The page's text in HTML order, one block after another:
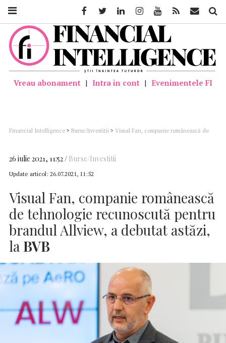
Vreau abonament | Intra in cont | Evenimentele FI
Financial Intelligence > Burse/Investitii > Visual Fan, companie românească de
26 iulie 2021, 11:52 Burse/Investitii
Update articol: 26.07.2021, 11:52
Visual Fan, companie românească
de tehnologie recunoscută pentru
brandul Allview, a debutat astăzi,
laBVB
FacebookTwitter LinkedinInstagramYoutube Feed Mail